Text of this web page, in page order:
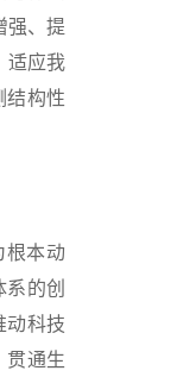
强、提
适应我
结构性
根本动
的创
动科技
贯通生